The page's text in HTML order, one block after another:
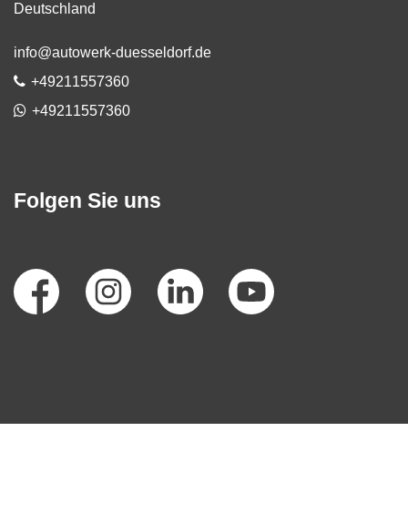
Deutschland
E-Mail:
info@autowerk-duesseldorf.de
Telefon:
+49211557360
WhatsApp
+49211557360
Folgen Sie uns
Social
Media